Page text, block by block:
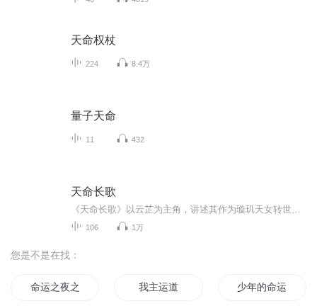
天命权杖
224 8.4万
量子天命
11 432
天命长歌
106 1万
您是不是在找：
命运之夜之美学 我主运道 少年的命运